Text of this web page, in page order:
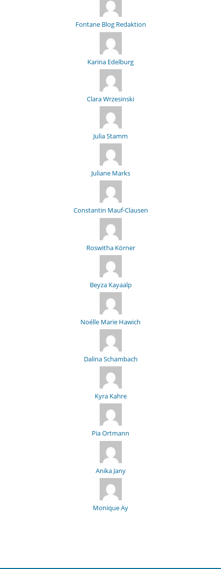
Fontane Blog Redaktion
Karina Edelburg
Clara Wrzesinski
Julia Stamm
Juliane Marks
Constantin Mauf-Clausen
Roswitha Körner
Beyza Kayaalp
Noélle Marie Hawich
Dalina Schambach
Kyra Kahre
Pia Ortmann
Anika Jany
Monique Ay